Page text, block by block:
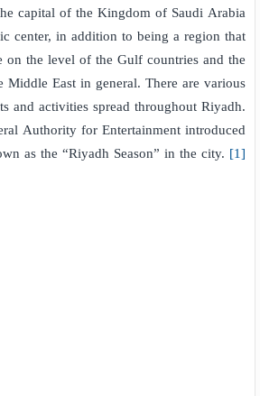
capital of the Kingdom of Saudi Arabia
center, in addition to being a region that
on the level of the Gulf countries and the
Middle East in general. There are various
and activities spread throughout Riyadh.
Authority for Entertainment introduced
as the “Riyadh Season” in the city. [1]